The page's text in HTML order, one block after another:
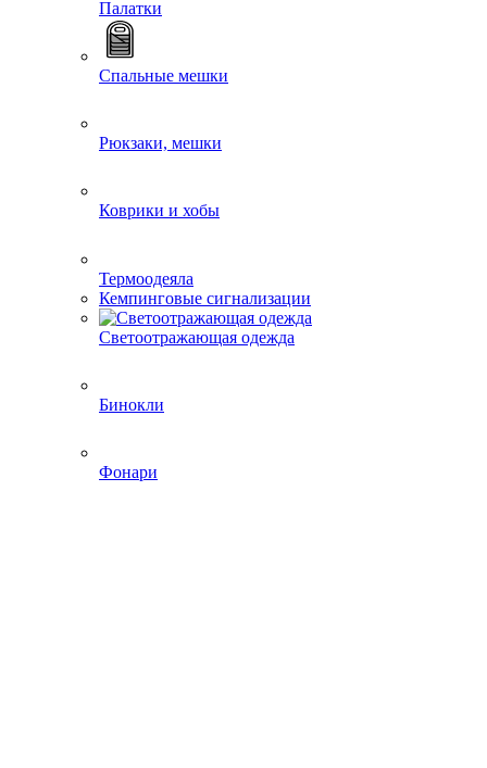
Палатки
Спальные мешки
Рюкзаки, мешки
Коврики и хобы
Термоодеяла
Кемпинговые сигнализации
Светоотражающая одежда
Бинокли
Фонари